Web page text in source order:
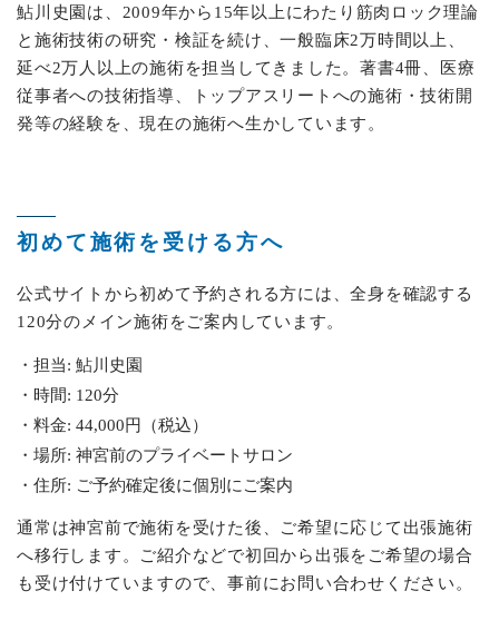
鮎川史園は、2009年から15年以上にわたり筋肉ロック理論
と施術技術の研究・検証を続け、一般臨床2万時間以上、
延べ2万人以上の施術を担当してきました。著書4冊、医療
従事者への技術指導、トップアスリートへの施術・技術開
発等の経験を、現在の施術へ生かしています。
初めて施術を受ける方へ
公式サイトから初めて予約される方には、全身を確認する
120分のメイン施術をご案内しています。
担当: 鮎川史園
時間: 120分
料金: 44,000円（税込）
場所: 神宮前のプライベートサロン
住所: ご予約確定後に個別にご案内
通常は神宮前で施術を受けた後、ご希望に応じて出張施術
へ移行します。ご紹介などで初回から出張をご希望の場合
も受け付けていますので、事前にお問い合わせください。